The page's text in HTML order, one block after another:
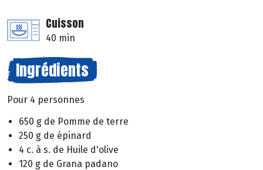
Cuisson
40 min
Ingrédients
Pour 4 personnes
650 g de Pomme de terre
250 g de épinard
4 c. à s. de Huile d'olive
120 g de Grana padano